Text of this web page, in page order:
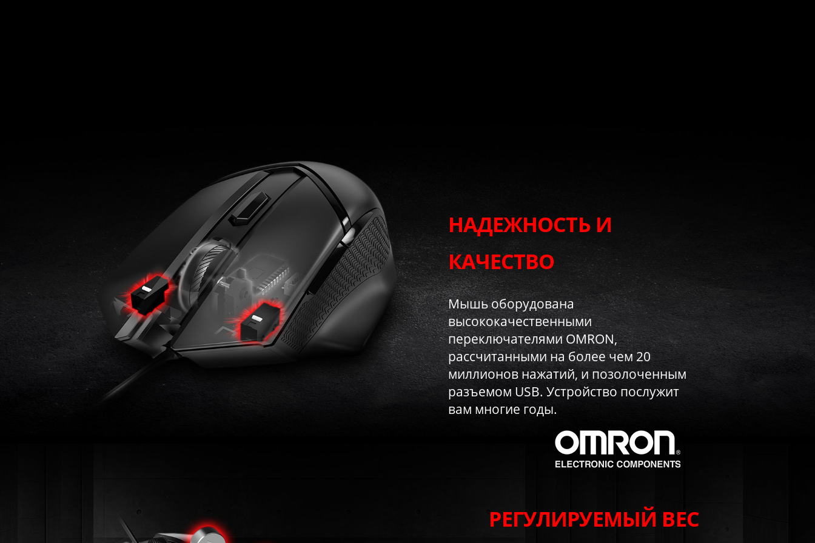
НАДЕЖНОСТЬ И
КАЧЕСТВО
Мышь оборудована
высококачественными
переключателями OMRON,
рассчитанными на более чем 20
миллионов нажатий, и позолоченным
разъемом USB. Устройство послужит
вам многие годы.
РЕГУЛИРУЕМЫЙ ВЕС